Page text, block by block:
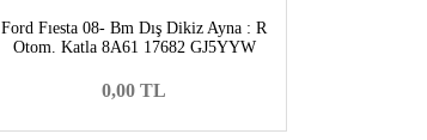
Ford Fıesta 08- Bm Dış Dikiz Ayna : R
Otom. Katla 8A61 17682 GJ5YYW
0,00 TL